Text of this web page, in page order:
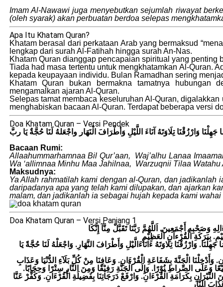
Imam Al-Nawawi juga menyebutkan sejumlah riwayat
(oleh syarak) akan perbuatan berdoa selepas
Apa Itu Khatam Quran?
Khatam berasal dari perkataan Arab yang bermaksud
lengkap dari surah Al-Fatihah hingga surah An-Nas.
Khatam Quran dianggap pencapaian spiritual yang
Tiada had masa tertentu untuk mengkhatamkan Al-Quran.
kepada keupayaan individu. Bulan Ramadhan sering
Khatam Quran bukan bermakna tamatnya hubungan
mengamalkan ajaran Al-Quran.
Selepas tamat membaca keseluruhan Al-Quran,
menghabiskan bacaan Al-Quran. Terdapat beberapa versi
Doa Khatam Quran – Versi Pendek
وَارْزُقْنَا تِلَاوَتَهُ آنَاءَ اللَّيْلِ وَأطْرَافَ الْنَهَار واجْعَلهُ لَنَا حُجَّةٌ يَا ربَّ
Bacaan Rumi:
Allaahummarhamnaa Bil Qur’aan, Waj’alhu Lanaa
Wa ‘allimnaa Minhu Maa Jahilnaa, Warzuqnii Tilaa
Maksudnya:
Ya Allah rahmatilah kami dengan al-Quran, dan jadikanlah
daripadanya apa yang telah kami dilupakan, dan ajarkan
malam, dan jadikanlah ia sebagai hujah kepada kami
Doa Khatam Quran – Versi Panjang 1
وَصَحْبِهِ أَجْمَعِينَ. اَللَّهُمَّ رَبَّنَا تَقَبَّلْ مِنَّآ إِنَّكَا
وَارْزُقْنَا تِلَاوَتَهُ ءَانَآءَالَّيْلِ وَأَطْرَافَ النَّهَارِ. وَاجْعَلْهُ لَنَا حُجَّةً يَا
وَأَدْخِلْنَا الْجَنَّةَ بِشَفَاعَةِ الْقُرْءَانِ. وَعَافِنَا مِنْ كُلِّ بَلَآءِ الدُّنْيَا وَعَذَابِ
وَعَلَى الصِّراطِ نُوْرًا. وَإِلَى الْجَنَّةِ رَفِيْقًا وَمِنَ النَّارِ سِتْرًا وَحِجَابًا.
بِكَرَامَةِ الْقُرْءَانِ. وَارْفَعْ دَرَجَاتِنَا بِفَضِيلَةِ الْقُرْءَانِ. وَكَفِّرْ عَنَّا